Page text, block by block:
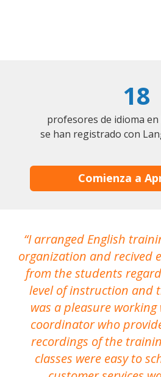
18
profesores de idioma
se han registrado con
Comienza a
I arranged English
organization and recived
from the students
level of instruction and
was a pleasure
coordinator who
recordings of the
classes were easy to